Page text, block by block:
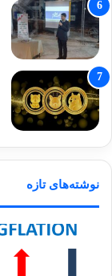
نوشته‌های تازه